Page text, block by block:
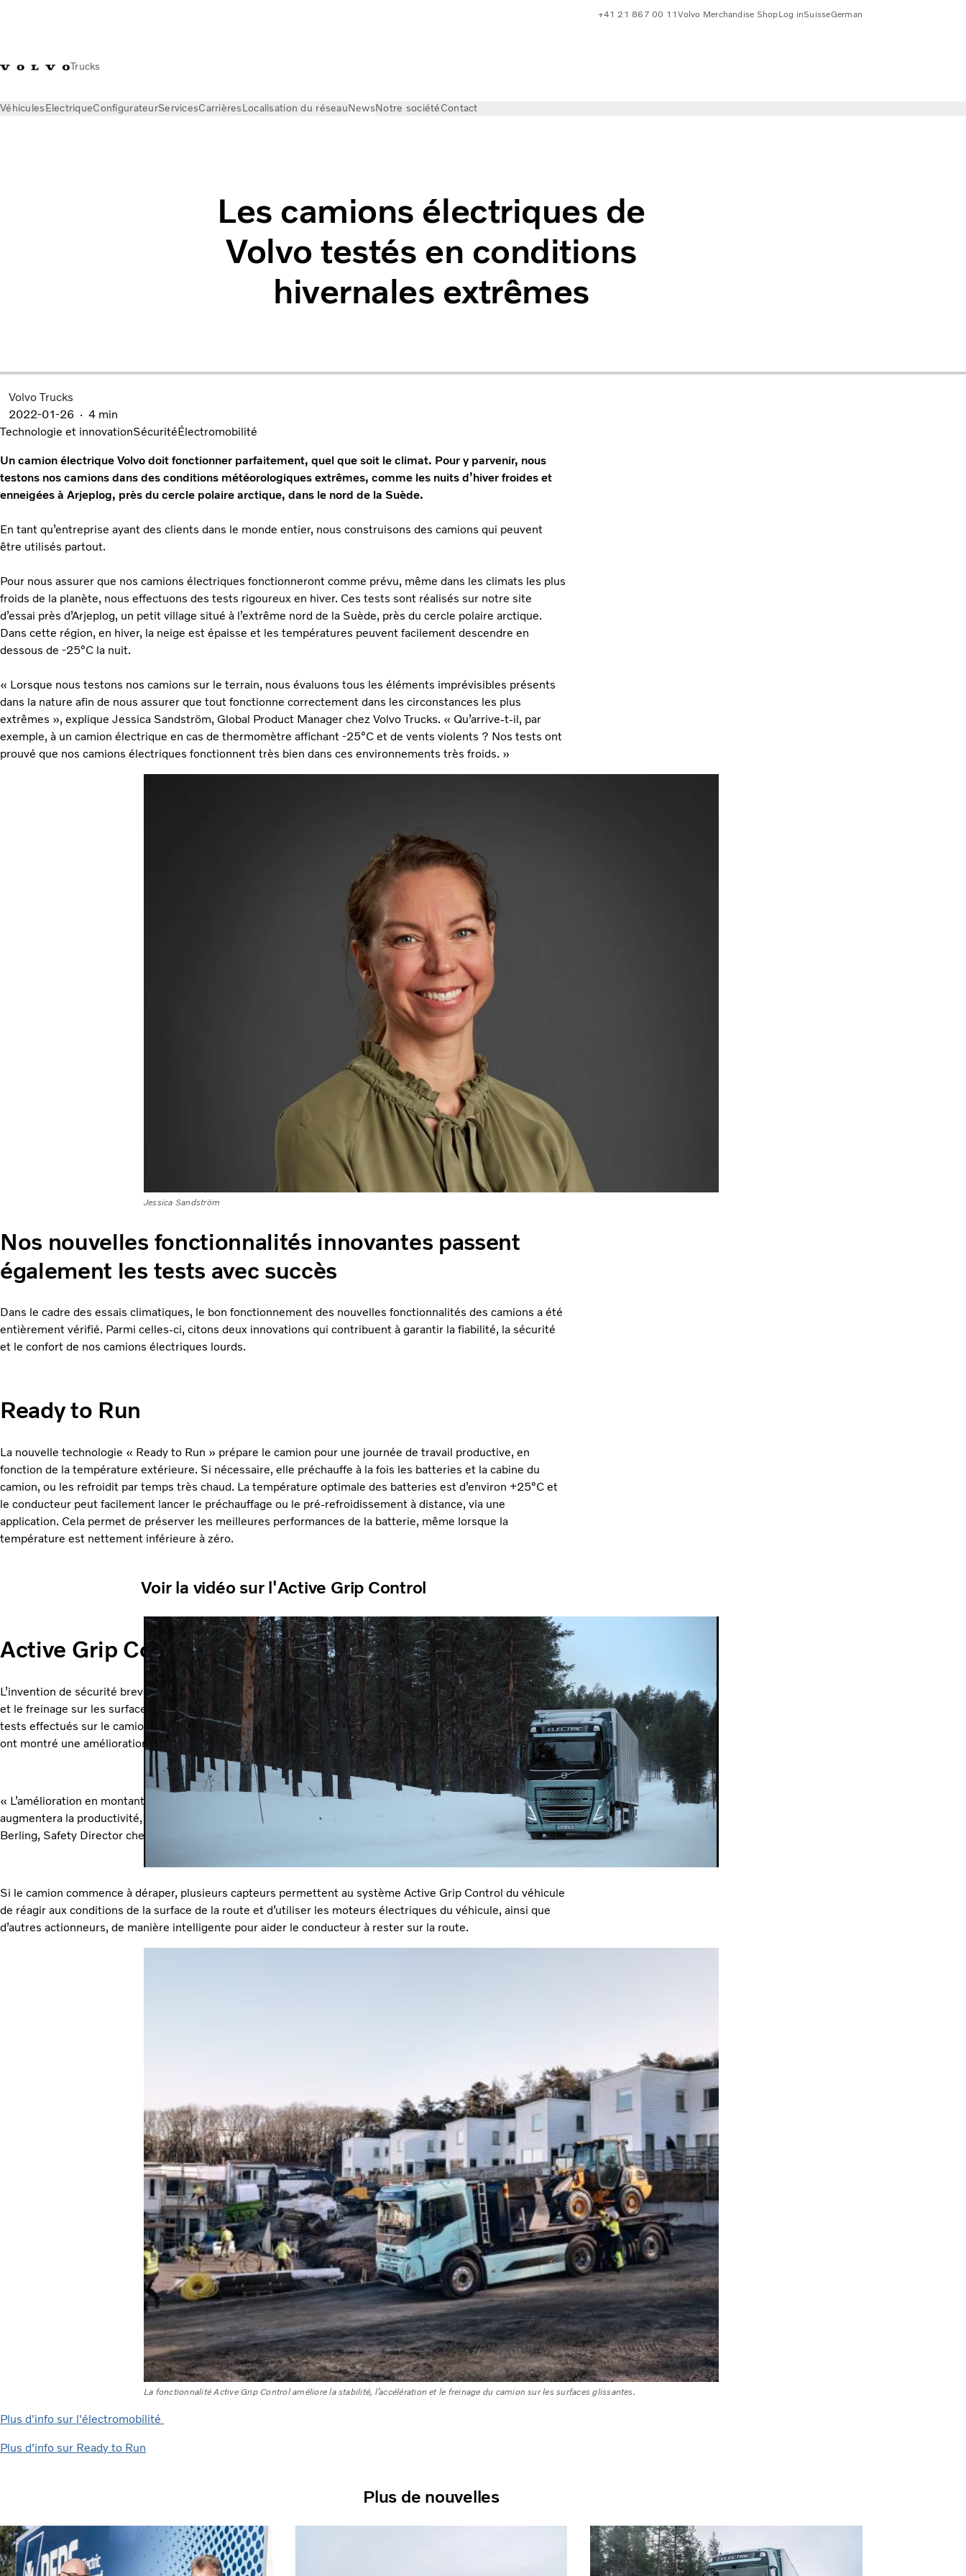
Trucks
+41 21 867 00 11Volvo Merchandise ShopLog inSuisseGerman
VéhiculesElectriqueConfigurateurServicesCarrièresLocalisation du réseauNewsNotre sociétéContact
Les camions électriques de
Volvo testés en conditions
hivernales extrêmes
Volvo Trucks
2022-01-26
4 min
Technologie et innovationSécuritéÉlectromobilité
Un camion électrique Volvo doit fonctionner parfaitement, quel que soit le climat. Pour y parvenir, nous
testons nos camions dans des conditions météorologiques extrêmes, comme les nuits d’hiver froides et
enneigées à Arjeplog, près du cercle polaire arctique, dans le nord de la Suède.
En tant qu’entreprise ayant des clients dans le monde entier, nous construisons des camions qui peuvent
être utilisés partout.
Pour nous assurer que nos camions électriques fonctionneront comme prévu, même dans les climats les plus
froids de la planète, nous effectuons des tests rigoureux en hiver. Ces tests sont réalisés sur notre site
d’essai près d’Arjeplog, un petit village situé à l’extrême nord de la Suède, près du cercle polaire arctique.
Dans cette région, en hiver, la neige est épaisse et les températures peuvent facilement descendre en
dessous de -25°C la nuit.
« Lorsque nous testons nos camions sur le terrain, nous évaluons tous les éléments imprévisibles présents
dans la nature afin de nous assurer que tout fonctionne correctement dans les circonstances les plus
extrêmes », explique Jessica Sandström, Global Product Manager chez Volvo Trucks. « Qu’arrive-t-il, par
exemple, à un camion électrique en cas de thermomètre affichant -25°C et de vents violents ? Nos tests ont
prouvé que nos camions électriques fonctionnent très bien dans ces environnements très froids. »
Jessica Sandström
Nos nouvelles fonctionnalités innovantes passent
également les tests avec succès
Dans le cadre des essais climatiques, le bon fonctionnement des nouvelles fonctionnalités des camions a été
entièrement vérifié. Parmi celles-ci, citons deux innovations qui contribuent à garantir la fiabilité, la sécurité
et le confort de nos camions électriques lourds.
Ready to Run
La nouvelle technologie « Ready to Run » prépare le camion pour une journée de travail productive, en
fonction de la température extérieure. Si nécessaire, elle préchauffe à la fois les batteries et la cabine du
camion, ou les refroidit par temps très chaud. La température optimale des batteries est d’environ +25°C et
le conducteur peut facilement lancer le préchauffage ou le pré-refroidissement à distance, via une
application. Cela permet de préserver les meilleures performances de la batterie, même lorsque la
température est nettement inférieure à zéro.
Voir la vidéo sur l'Active Grip Control
Active Grip Control
L’invention de sécurité brevetée « Active Grip Control » améliore considérablement la stabilité, l’accélération
et le freinage sur les surfaces glissantes, qu’elles soient recouvertes de neige, de pluie ou de gravier. Les
tests effectués sur le camion Volvo FH Electric sur une surface à faible friction avec une remorque chargée
ont montré une ​amélioration de 45 % à pleine accélération.
« L’amélioration en montant une route glissante en gravier est vraiment impressionnante. Je pense que cela
augmentera la productivité, notamment pour nos clients du secteur de la construction », déclare Anna Wrige
Berling, Safety Director chez Volvo Trucks.
Si le camion commence à déraper, plusieurs capteurs permettent au système Active Grip Control du véhicule
de réagir aux conditions de la surface de la route et d’utiliser les moteurs électriques du véhicule, ainsi que
d’autres actionneurs, de manière intelligente pour aider le conducteur à rester sur la route.
La fonctionnalité Active Grip Control améliore la stabilité, l’accélération et le freinage du camion sur les surfaces glissantes.
Plus d'info sur l'électromobilité
Plus d'info sur Ready to Run
Plus de nouvelles